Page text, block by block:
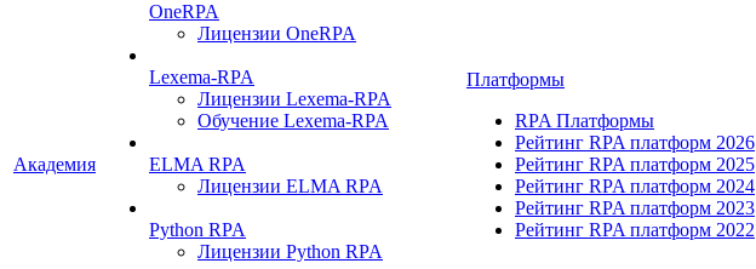
Академия
OneRPA
Лицензии OneRPA
Lexema-RPA
Лицензии Lexema-RPA
Обучение Lexema-RPA
ELMA RPA
Лицензии ELMA RPA
Python RPA
Лицензии Python RPA
Платформы
RPA Платформы
Рейтинг RPA платформ 2026
Рейтинг RPA платформ 2025
Рейтинг RPA платформ 2024
Рейтинг RPA платформ 2023
Рейтинг RPA платформ 2022